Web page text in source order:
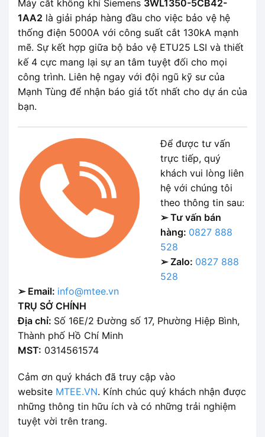
Máy cắt không khí Siemens 3WL1350-5CB42-
1AA2 là giải pháp hàng đầu cho việc bảo vệ hệ
thống điện 5000A với công suất cắt 130kA mạnh
mẽ. Sự kết hợp giữa bộ bảo vệ ETU25 LSI và thiết
kế 4 cực mang lại sự an tâm tuyệt đối cho mọi
công trình. Liên hệ ngay với đội ngũ kỹ sư của
Mạnh Tùng để nhận báo giá tốt nhất cho dự án của
bạn.
Để được tư vấn
trực tiếp, quý
khách vui lòng liên
hệ với chúng tôi
theo thông tin sau:
➢ Tư vấn bán
hàng: 0827 888
528
➢ Zalo: 0827 888
528
➢ Email: info@mtee.vn
TRỤ SỞ CHÍNH
Địa chỉ: Số 16E/2 Đường số 17, Phường Hiệp Bình,
Thành phố Hồ Chí Minh
MST: 0314561574
Cảm ơn quý khách đã truy cập vào
website MTEE.VN. Kính chúc quý khách nhận được
những thông tin hữu ích và có những trải nghiệm
tuyệt vời trên trang.